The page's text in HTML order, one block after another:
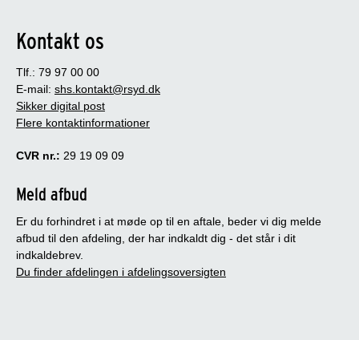
Kontakt os
Tlf.: 79 97 00 00
E-mail: shs.kontakt@rsyd.dk
Sikker digital post
Flere kontaktinformationer
CVR nr.: 29 19 09 09
Meld afbud
Er du forhindret i at møde op til en aftale, beder vi dig melde
afbud til den afdeling, der har indkaldt dig - det står i dit
indkaldebrev.
Du finder afdelingen i afdelingsoversigten